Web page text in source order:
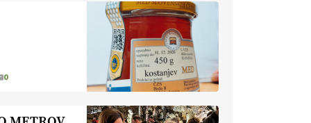
Varnost na kmetiji naj
bo vedno na prvem mestu.
https://t.co/RcsFHlxERk
#traktor #varnost #kmetijstvo
https://t.co/L4Er80AtXS
22.07.2026
0